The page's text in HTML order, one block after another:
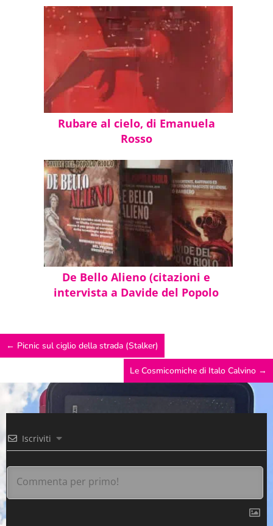
Rubare al cielo, di Emanuela
Rosso
De Bello Alieno (citazioni e
intervista a Davide del Popolo
← Picnic sul ciglio della strada (Stalker)
Le Cosmicomiche di Italo Calvino →
Iscriviti